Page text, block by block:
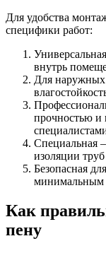
Для удобства
специфики работ:
внутрь
Для наружных
прочностью и
Специальная
изоляции
Безопасная
минимальным
Как
пену